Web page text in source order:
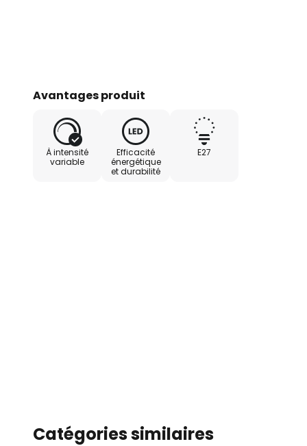
Avantages produit
À intensité
variable
Efficacité
énergétique
et durabilité
E27
Catégories similaires